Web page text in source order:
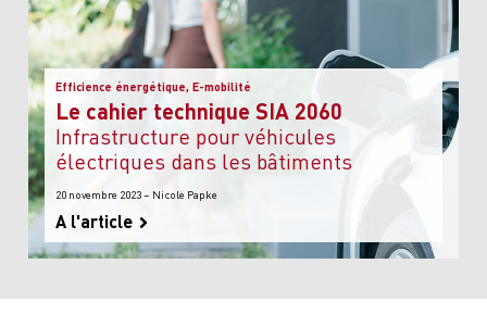
Efficience énergétique, E-mobilité
Le cahier technique SIA 2060
Infrastructure pour véhicules
électriques dans les bâtiments
20 novembre 2023 – Nicole Papke
A l'article